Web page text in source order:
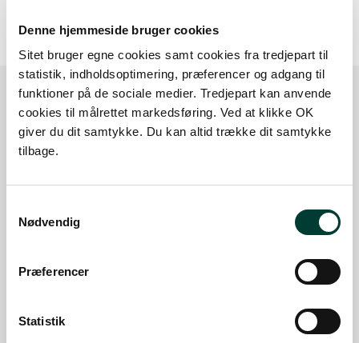
Denne hjemmeside bruger cookies
Sitet bruger egne cookies samt cookies fra tredjepart til
statistik, indholdsoptimering, præferencer og adgang til
funktioner på de sociale medier. Tredjepart kan anvende
cookies til målrettet markedsføring. Ved at klikke OK
giver du dit samtykke. Du kan altid trække dit samtykke
tilbage.
Nødvendig
Præferencer
Statistik
Sådan kommer du dertil
Med offentlig transport
Heide Overdrev, Avnstrupvej